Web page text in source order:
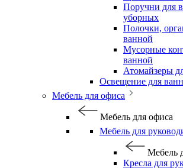
Поручни для
уборных
Полочки,
ванной
Мусорные
ванной
Атомайзеры
Освещение для
Мебель для офиса
Мебель для офиса
Мебель для
Мебель
Кресла для